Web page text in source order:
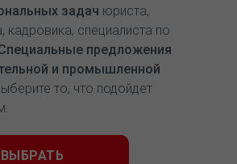
задач юриста,
кадровика, специалиста по
предложения
и промышленной
то, что подойдет
ВЫБРАТЬ